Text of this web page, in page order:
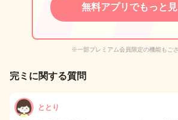
無料アプリでもっと
※一部プレミアム会員限定の機能もご
完ミに関する質問
ととり